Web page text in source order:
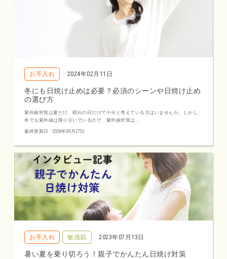
お手入れ 2024年02月11日
冬にも日焼け止めは必要？必須のシーンや日焼け止め
の選び方
紫外線対策は夏だけ、晴れの日だけで十分と考えている方はいませんか。しかし、
冬でも紫外線は降り注いでいるので、紫外線対策は...
最終更新日 : 2026年03月27日
お手入れ 敏感肌 2023年07月13日
暑い夏を乗り切ろう！親子でかんたん日焼け対策